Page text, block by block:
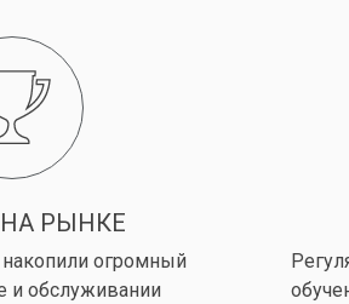
НА РЫНКЕ
огромный
и обслуживании